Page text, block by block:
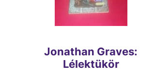
Jonathan Graves:
Lélektükör